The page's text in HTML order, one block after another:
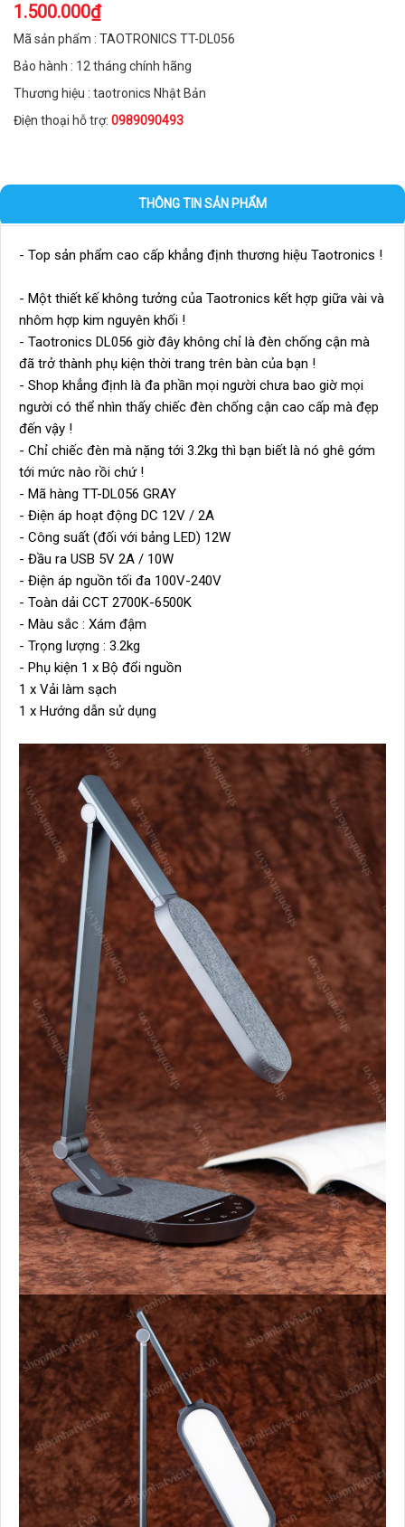
1.500.000₫
Mã sản phẩm : TAOTRONICS TT-DL056
Bảo hành : 12 tháng chính hãng
Thương hiệu : taotronics Nhật Bản
Điện thoại hỗ trợ: 0989090493
THÔNG TIN SẢN PHẨM
- Top sản phẩm cao cấp khẳng định thương hiệu Taotronics !
- Một thiết kế không tưởng của Taotronics kết hợp giữa vài và
nhôm hợp kim nguyên khối !
- Taotronics DL056 giờ đây không chỉ là đèn chống cận mà
đã trở thành phụ kiện thời trang trên bàn của bạn !
- Shop khẳng định là đa phần mọi người chưa bao giờ mọi
người có thể nhìn thấy chiếc đèn chống cận cao cấp mà đẹp
đến vậy !
- Chỉ chiếc đèn mà nặng tới 3.2kg thì bạn biết là nó ghê gớm
tới mức nào rồi chứ !
- Mã hàng TT-DL056 GRAY
- Điện áp hoạt động DC 12V / 2A
- Công suất (đối với bảng LED) 12W
- Đầu ra USB 5V 2A / 10W
- Điện áp nguồn tối đa 100V-240V
- Toàn dải CCT 2700K-6500K
- Màu sắc : Xám đậm
- Trọng lượng : 3.2kg
- Phụ kiện 1 x Bộ đổi nguồn
1 x Vải làm sạch
1 x Hướng dẫn sử dụng